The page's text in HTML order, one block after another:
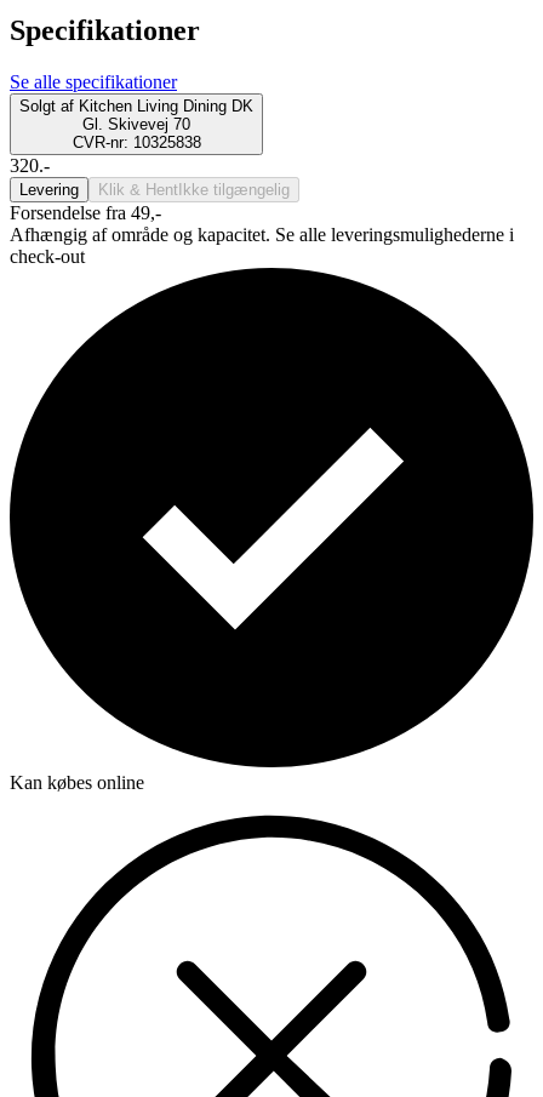
Specifikationer
Se alle specifikationer
Solgt af Kitchen Living Dining DK
Gl. Skivevej 70
CVR-nr: 10325838
320.-
Levering Klik & Hent Ikke tilgængelig
Forsendelse fra 49,-
Afhængig af område og kapacitet. Se alle leveringsmulighederne i
check-out
Kan købes online